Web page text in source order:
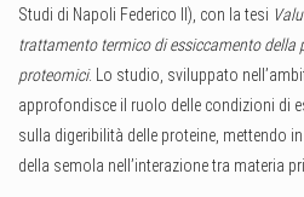
Studi di Napoli Federico II), con la tesi
trattamento termico di essiccamento della
proteomici. Lo studio, sviluppato
approfondisce il ruolo delle condizioni di
sulla digeribilità delle proteine, mettendo
della semola nell’interazione tra materia